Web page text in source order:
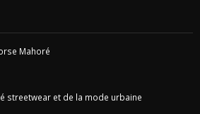
Mahoré
streetwear et de la mode urbaine